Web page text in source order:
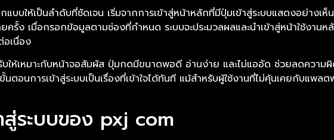
แบบให้เป็นลำดับที่ชัดเจน เริ่มจากการเข้าสู่หน้าหลักที่มีปุ่มเข้าสู่ระบบแสดงอย่างเห็
ครั้ง เมื่อกรอกข้อมูลตามช่องที่กำหนด ระบบจะประมวลผลและนำเข้าสู่หน้าใช้งาน
อเนื่อง
บให้เหมาะกับหน้าจอสัมผัส ปุ่มกดมีขนาดพอดี อ่านง่าย และไม่แออัด ช่วยลดความ
ตอนการเข้าสู่ระบบเป็นเรื่องที่เข้าใจได้ทันที แม้สำหรับผู้ใช้งานที่ไม่คุ้นเคยกับแพ
สู่ระบบของ pxj com